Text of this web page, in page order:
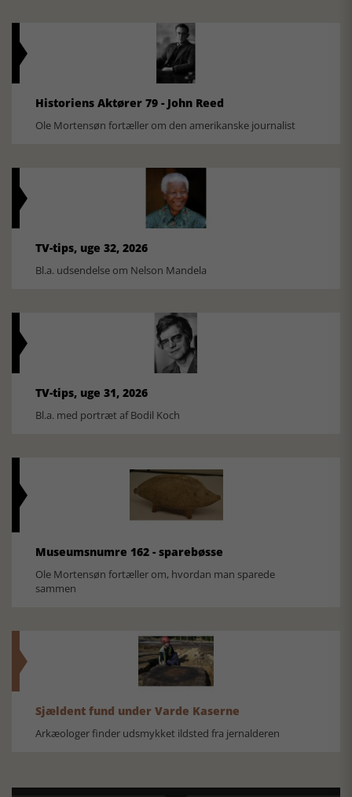
Historiens Aktører 79 - John Reed
Ole Mortensøn fortæller om den amerikanske journalist
TV-tips, uge 32, 2026
Bl.a. udsendelse om Nelson Mandela
TV-tips, uge 31, 2026
Bl.a. med portræt af Bodil Koch
Museumsnumre 162 - sparebøsse
Ole Mortensøn fortæller om, hvordan man sparede
sammen
Sjældent fund under Varde Kaserne
Arkæologer finder udsmykket ildsted fra jernalderen